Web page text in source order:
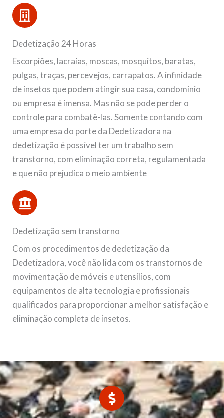
Dedetização 24 Horas
Escorpiões, lacraias, moscas, mosquitos, baratas,
pulgas, traças, percevejos, carrapatos. A infinidade
de insetos que podem atingir sua casa, condomínio
ou empresa é imensa. Mas não se pode perder o
controle para combatê-las. Somente contando com
uma empresa do porte da Dedetizadora na
dedetização é possível ter um trabalho sem
transtorno, com eliminação correta, regulamentada
e que não prejudica o meio ambiente
Dedetização sem transtorno
Com os procedimentos de dedetização da
Dedetizadora, você não lida com os transtornos de
movimentação de móveis e utensílios, com
equipamentos de alta tecnologia e profissionais
qualificados para proporcionar a melhor satisfação e
eliminação completa de insetos.